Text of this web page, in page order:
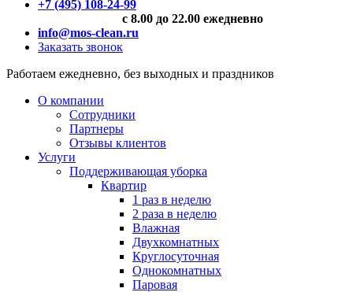
+7 (495) 108-24-99
с 8.00 до 22.00 ежедневно
info@mos-clean.ru
Заказать звонок
Работаем ежедневно, без выходных и праздников
О компании
Сотрудники
Партнеры
Отзывы клиентов
Услуги
Поддерживающая уборка
Квартир
1 раз в неделю
2 раза в неделю
Влажная
Двухкомнатных
Круглосуточная
Однокомнатных
Паровая